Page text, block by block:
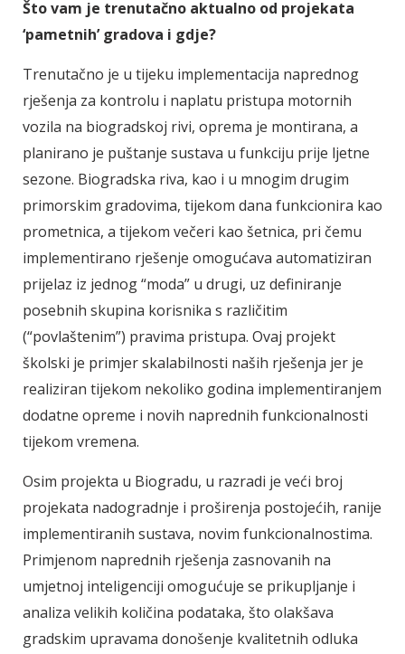
Što vam je trenutačno aktualno od projekata
‘pametnih’ gradova i gdje?
Trenutačno je u tijeku implementacija naprednog
rješenja za kontrolu i naplatu pristupa motornih
vozila na biogradskoj rivi, oprema je montirana, a
planirano je puštanje sustava u funkciju prije ljetne
sezone. Biogradska riva, kao i u mnogim drugim
primorskim gradovima, tijekom dana funkcionira kao
prometnica, a tijekom večeri kao šetnica, pri čemu
implementirano rješenje omogućava automatiziran
prijelaz iz jednog “moda” u drugi, uz definiranje
posebnih skupina korisnika s različitim
(“povlaštenim”) pravima pristupa. Ovaj projekt
školski je primjer skalabilnosti naših rješenja jer je
realiziran tijekom nekoliko godina implementiranjem
dodatne opreme i novih naprednih funkcionalnosti
tijekom vremena.
Osim projekta u Biogradu, u razradi je veći broj
projekata nadogradnje i proširenja postojećih, ranije
implementiranih sustava, novim funkcionalnostima.
Primjenom naprednih rješenja zasnovanih na
umjetnoj inteligenciji omogućuje se prikupljanje i
analiza velikih količina podataka, što olakšava
gradskim upravama donošenje kvalitetnih odluka